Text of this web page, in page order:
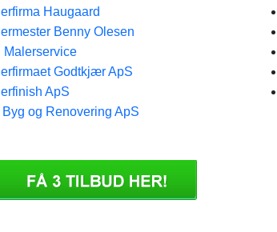
Haugaard
Benny Olesen
Malerservice
Godtkjær ApS
ApS
Byg og Renovering ApS